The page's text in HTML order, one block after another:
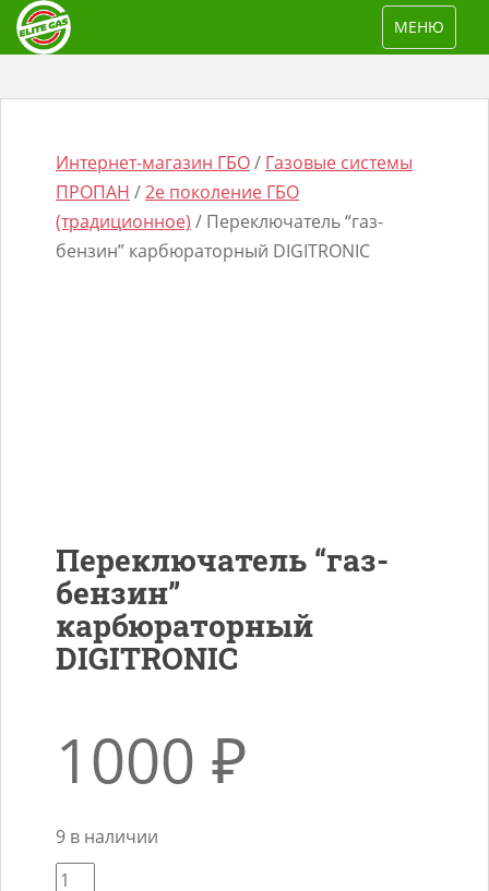
p
TOGGLE
МЕНЮ
Интернет-магазин ГБО/ Газовые системы
ПРОПАН /2е поколение ГБО
(традиционное) / Переключатель “газ-
бензин” карбюраторный DIGITRONIC
Переключатель “газ-
бензин”
карбюраторный
DIGITRONIC
1000 ₽
9 в наличии
Количество